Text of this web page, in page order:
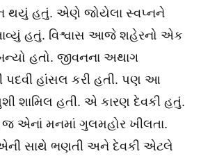
થયું હતું. એણે જોયેલા સ્વપ્નને
હતું. વિશ્વાસ આજે શહેરનો એક
હતો. જીવનના અથાગ
પદવી હાંસલ કરી હતી. પણ આ
શામિલ હતી. એ કારણ દેવકી હતું.
જ એનાં મનમાં ગુલમહોર ખીલતા.
એની સાથે ભણતી અને દેવકી એટલે